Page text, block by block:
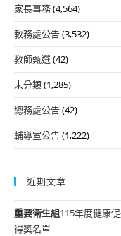
家長事務(4,564)
教務處公告(3,532)
教師甄選(42)
未分類(1,285)
總務處公告(42)
輔導室公告(1,222)
近期文章
重要衛生組115年度健康
得獎名單